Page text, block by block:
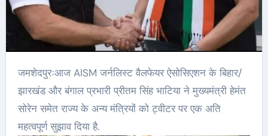
जमशेदपुरःआज AISM जर्नलिस्ट वैलफेयर ऐसोसिएशन के बिहार/
झारखंड और बंगाल प्रभारी प्रीतम सिंह भाटिया ने मुख्यमंत्री हेमंत
सोरेन समेत राज्य के अन्य मंत्रियों को ट्वीटर पर एक अति
महत्वपूर्ण सुझाव दिया है.